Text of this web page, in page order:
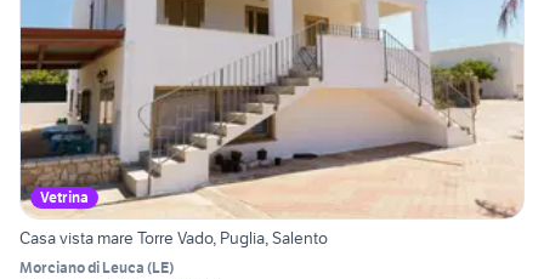
Vetrina
Casa vista mare Torre Vado, Puglia, Salento
Morciano di Leuca (LE)